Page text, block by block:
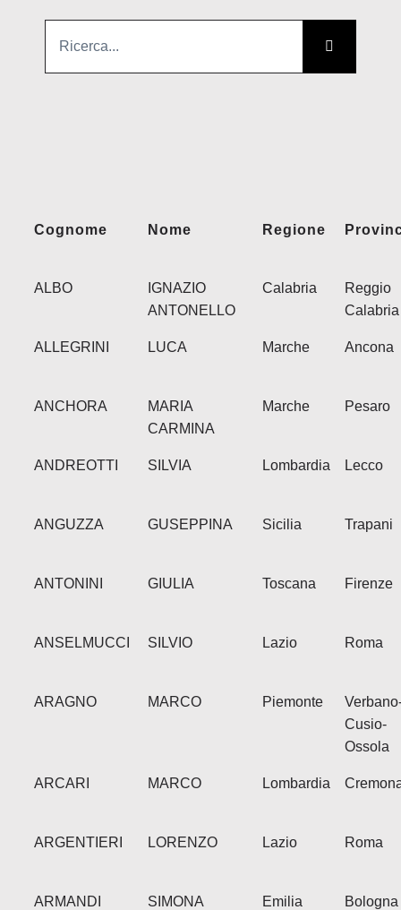
Cognome Nome Regione
ALBO
IGNAZIO
ANTONELLO
Calabria
Reggio
Calabria
ALLEGRINI LUCA Marche Ancona
ANCHORA
MARIA
CARMINA
Marche Pesaro
ANDREOTTI SILVIA Lombardia Lecco
ANGUZZA GUSEPPINA Sicilia Trapani
ANTONINI GIULIA Toscana Firenze
ANSELMUCCI SILVIO Lazio Roma
ARAGNO MARCO Piemonte
Cusio-
Ossola
ARCARI MARCO Lombardia
ARGENTIERI LORENZO Lazio Roma
ARMANDI SIMONA
Emilia
Bologna
per: